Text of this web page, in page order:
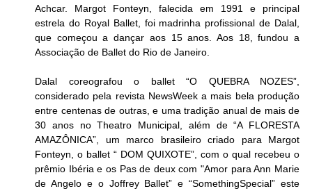
Achcar. Margot Fonteyn, falecida em 1991 e principal
estrela do Royal Ballet, foi madrinha profissional de Dalal,
que começou a dançar aos 15 anos. Aos 18, fundou a
Associação de Ballet do Rio de Janeiro.
Dalal coreografou o ballet “O QUEBRA NOZES”,
considerado pela revista NewsWeek a mais bela produção
entre centenas de outras, e uma tradição anual de mais de
30 anos no Theatro Municipal, além de “A FLORESTA
AMAZÔNICA”, um marco brasileiro criado para Margot
Fonteyn, o ballet “ DOM QUIXOTE”, com o qual recebeu o
prêmio Ibéria e os Pas de deux com "Amor para Ann Marie
de Angelo e o Joffrey Ballet” e “SomethingSpecial” este